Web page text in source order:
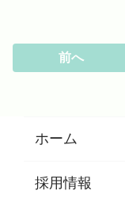
前へ
ホーム
採用情報